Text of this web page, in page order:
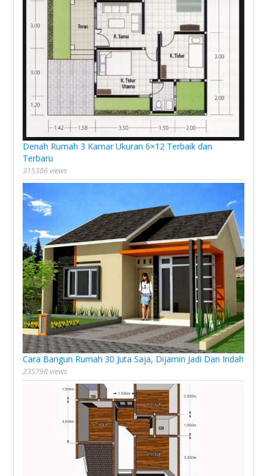
Denah Rumah 3 Kamar Ukuran 6×12 Terbaik dan
Terbaru
315386 views
Cara Bangun Rumah 30 Juta Saja, Dijamin Jadi Dan Indah
235798 views